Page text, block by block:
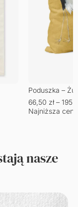
Poduszka –
66,50 zł –
Najniższa
nasze